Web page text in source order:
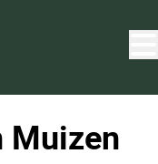
Muizen